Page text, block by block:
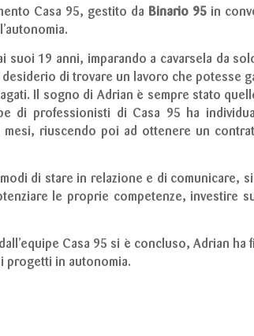
Casa 95, gestito da Binario 95 in
19 anni, imparando a cavarsela da
di trovare un lavoro che potesse
Il sogno di Adrian è sempre stato
di professionisti di Casa 95 ha
riuscendo poi ad ottenere un
di stare in relazione e di comunicare,
le proprie competenze, investire
Casa 95 si è concluso, Adrian
progetti in autonomia.